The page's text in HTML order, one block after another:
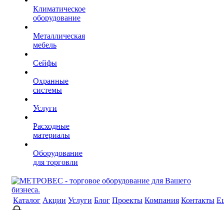
Климатическое
оборудование
Металлическая
мебель
Сейфы
Охранные
системы
Услуги
Расходные
материалы
Оборудование
для торговли
Каталог Акции Услуги Блог Проекты Компания Контакты